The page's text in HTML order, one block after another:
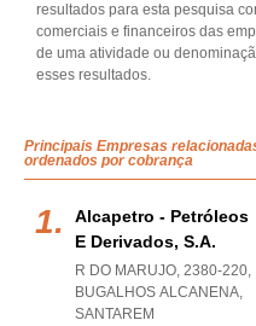
resultados para esta pesquisa
comerciais e financeiros das
de uma atividade ou
esses resultados.
Principais Empresas
ordenados por cobrança
Alcapetro - Petróleos
E Derivados, S.a.
R DO MARUJO, 2380-220,
BUGALHOS ALCANENA,
SANTAREM